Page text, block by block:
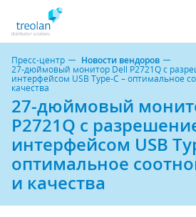
Пресс-центр Новости вендоров
27-дюймовый монитор Dell P2721Q с
интерфейсом USB Type-C – оптимальное
качества
27-дюймовый
P2721Q с
интерфейсом USB
оптимальное
и качества